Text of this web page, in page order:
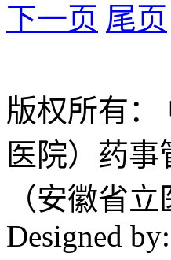
下一页 尾页
版权所有：
医院）药
（安徽省
Designed by: